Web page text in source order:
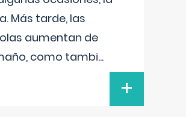
Más tarde, las
aumentan de
como tambi...
+